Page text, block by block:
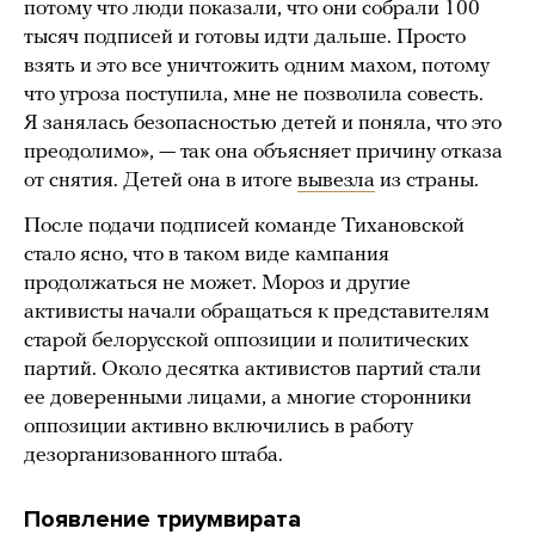
потому что люди показали, что они собрали 100
тысяч подписей и готовы идти дальше. Просто
взять и это все уничтожить одним махом, потому
что угроза поступила, мне не позволила совесть.
Я занялась безопасностью детей и поняла, что это
преодолимо», — так она объясняет причину отказа
от снятия. Детей она в итоге вывезла из страны.
После подачи подписей команде Тихановской
стало ясно, что в таком виде кампания
продолжаться не может. Мороз и другие
активисты начали обращаться к представителям
старой белорусской оппозиции и политических
партий. Около десятка активистов партий стали
ее доверенными лицами, а многие сторонники
оппозиции активно включились в работу
дезорганизованного штаба.
Появление триумвирата